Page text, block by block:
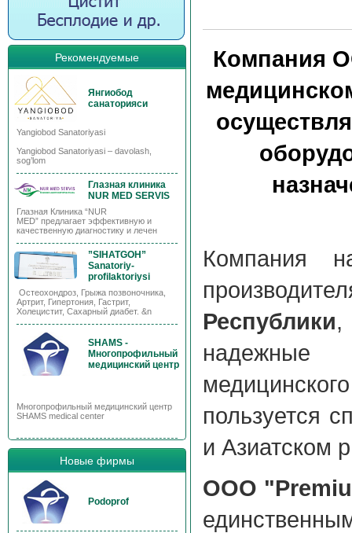
Рекомендуемые
Янгиобод
санаторияси
Yangiobod Sanatoriyasi
Yangiobod Sanatoriyasi – davolash,
sog’lom
Глазная клиника
NUR MED SERVIS
Глазная Клиника “NUR
MED” предлагает эффективную и
качественную диагностику и лечен
”SIHATGOH”
Sanatoriy-
profilaktoriysi
Остеохондроз, Грыжа позвоночника,
Артрит, Гипертония, Гастрит,
Холецистит, Сахарный диабет. &n
SHAMS -
Многопрофильный
медицинский центр
Многопрофильный медицинский центр
SHAMS medical center
Новые фирмы
Podoprof
Компания
Компания
Республики,
надежные
пользуется
и Азиатском
ООО